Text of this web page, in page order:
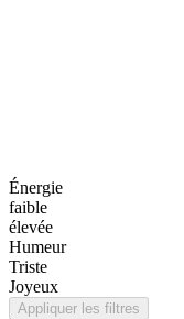
Énergie
faible
élevée
Humeur
Triste
Joyeux
Appliquer les filtres